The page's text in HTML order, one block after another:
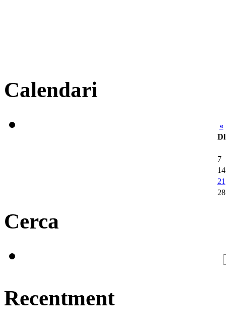
Calendari
«
Dl
7
14
21
28
Cerca
Recentment